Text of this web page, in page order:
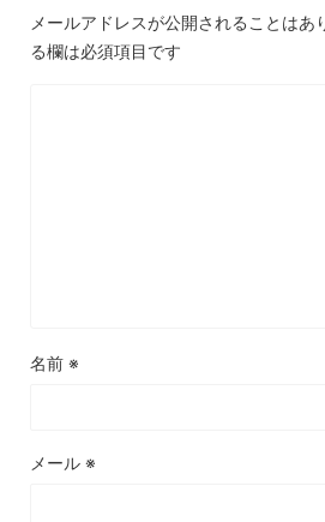
メールアドレスが公開されることはあ
る欄は必須項目です
名前 ※
メール ※